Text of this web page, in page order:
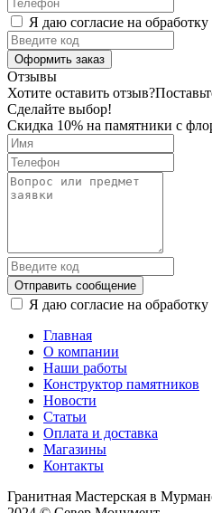
Я даю согласие на
Оформить заказ
Отзывы
Хотите оставить отзыв?
Сделайте выбор!
Скидка 10% на памятники с
Отправить сообщение
Я даю согласие на
Главная
О компании
Наши работы
Конструктор памятников
Новости
Статьи
Оплата и доставка
Магазины
Контакты
Гранитная Мастерская в